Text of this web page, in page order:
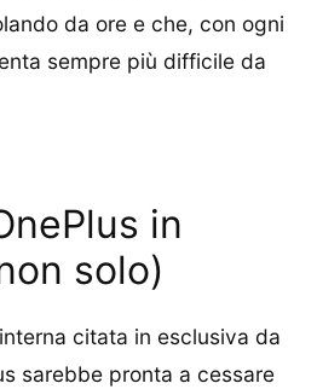
da ore e che, con ogni
sempre più difficile da
in
solo)
citata in esclusiva da
sarebbe pronta a cessare